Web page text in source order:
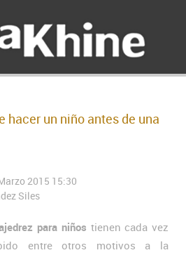
hacer un niño antes de una
2015 15:30
Siles
para niños tienen cada vez
entre otros motivos a la